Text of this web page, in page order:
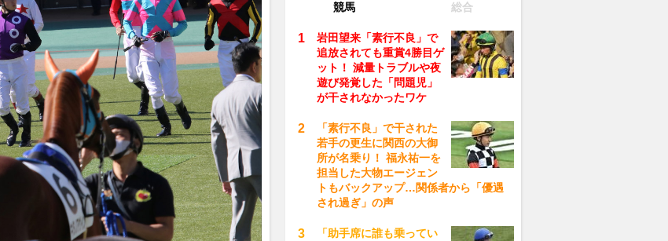
競馬 総合
岩田望来「素行不良」で
追放されても重賞4勝目ゲ
ット！ 減量トラブルや夜
遊び発覚した「問題児」
が干されなかったワケ
「素行不良」で干された
若手の更生に関西の大御
所が名乗り！ 福永祐一を
担当した大物エージェン
トもバックアップ…関係者から「優遇
され過ぎ」の声
「助手席に誰も乗ってい